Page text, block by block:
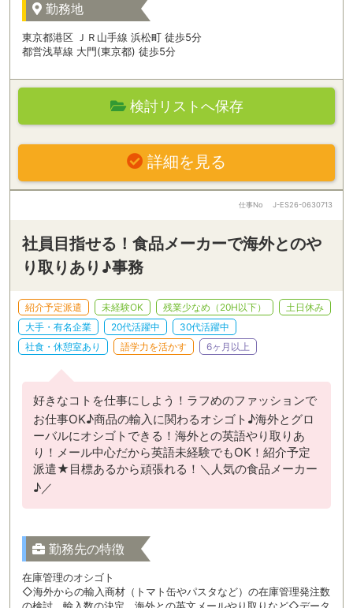
勤務地
東京都港区 ＪＲ山手線 浜松町 徒歩5分
都営浅草線 大門(東京都) 徒歩5分
検討リストへ保存
詳細を見る
仕事No J-ES26-0630713
社員目指せる！食品メーカーで海外とのや
り取りあり♪事務
紹介予定派遣 未経験OK 残業少なめ（20H以下）
土日休み
大手・有名企業
20代活躍中
30代活躍中
社食・休憩室あり
語学力を活かす 6ヶ月以上
好きなコトを仕事にしよう！ラフめのファッションで
お仕事OK♪商品の輸入に関わるオシゴト♪海外とグロ
ーバルにオシゴトできる！海外との英語やり取りあ
り！メール中心だから英語未経験でもOK！紹介予定
派遣★目標あるから頑張れる！＼人気の食品メーカー
♪／
勤務先の特徴
在庫管理のオシゴト
◇海外からの輸入商材（トマト缶やパスタなど）の在庫管理発注数